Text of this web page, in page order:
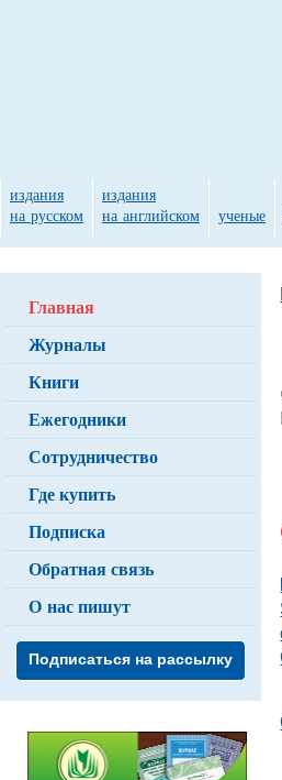
Главная
Журналы
Книги
Ежегодники
Сотрудничество
Где купить
Подписка
Обратная связь
О нас пишут
Подписаться на рассылку
издания
на русском
издания
на английском
ученые